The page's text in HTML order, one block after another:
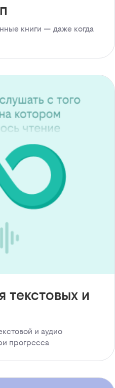
книги — даже когда
текстовых и
и аудио
прогресса